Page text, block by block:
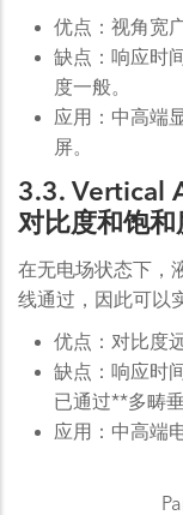
优点：视角宽
缺点：响应时
度一般。
应用：中高端
屏。
3.3. Vertical
对比度和饱和
在无电场状态下，
线通过，因此可以
优点：对比度
缺点：响应时
已通过**多畴
应用：中高端